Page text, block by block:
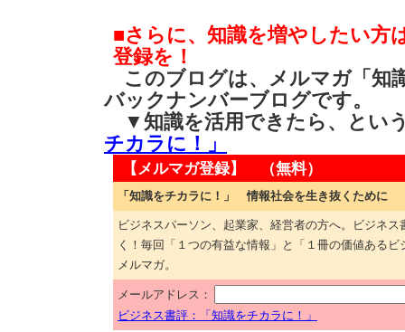
■さらに、知識を増やしたい方
登録を！
このブログは、メルマガ「知
バックナンバーブログです。
▼知識を活用できたら、と
チカラに！」
【メルマガ登録】 （無料）
「知識をチカラに！」 情報社会を生き抜くために
ビジネスパーソン、起業家、経営者の方へ。ビジネ
く！毎回「１つの有益な情報」と「１冊の価値ある
メルマガ。
メールアドレス：
ビジネス書評：「知識をチカラに！」